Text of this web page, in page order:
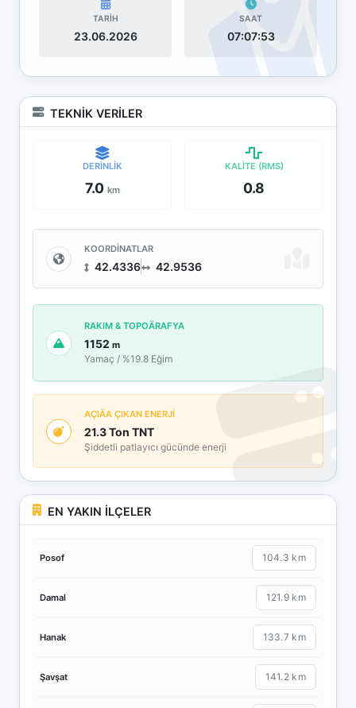
TARİH
23.06.2026
SAAT
07:07:53
TEKNİK VERİLER
DERİNLİK
7.0 km
KALİTE (RMS)
0.8
KOORDİNATLAR
42.4336 42.9536
RAKIM & TOPOÄRAFYA
1152 m
Yamaç / %19.8 Eğim
AÇIÄA ÇIKAN ENERJİ
21.3 Ton TNT
Şiddetli patlayıcı gücünde enerji
EN YAKIN İLÇELER
Posof 104.3 km
Damal 121.9 km
Hanak 133.7 km
Şavşat 141.2 km